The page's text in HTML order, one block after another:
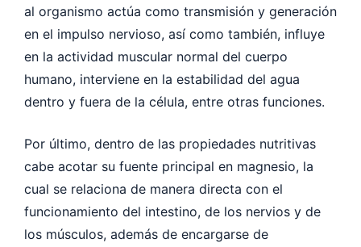
al organismo actúa como transmisión y generación
en el impulso nervioso, así como también, influye
en la actividad muscular normal del cuerpo
humano, interviene en la estabilidad del agua
dentro y fuera de la célula, entre otras funciones.
Por último, dentro de las propiedades nutritivas
cabe acotar su fuente principal en magnesio, la
cual se relaciona de manera directa con el
funcionamiento del intestino, de los nervios y de
los músculos, además de encargarse de